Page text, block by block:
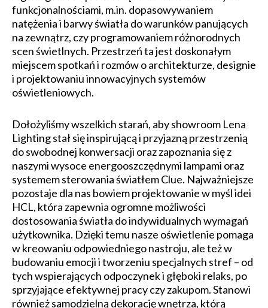
funkcjonalnościami, m.in. dopasowywaniem
natężenia i barwy światła do warunków panujących
na zewnątrz, czy programowaniem różnorodnych
scen świetlnych. Przestrzeń ta jest doskonałym
miejscem spotkań i rozmów o architekturze, designie
i projektowaniu innowacyjnych systemów
oświetleniowych.
Dołożyliśmy wszelkich starań, aby showroom Lena
Lighting stał się inspirującą i przyjazną przestrzenią
do swobodnej konwersacji oraz zapoznania się z
naszymi wysoce energooszczędnymi lampami oraz
systemem sterowania światłem Clue. Najważniejsze
pozostaje dla nas bowiem projektowanie w myśl idei
HCL, która zapewnia ogromne możliwości
dostosowania światła do indywidualnych wymagań
użytkownika. Dzięki temu nasze oświetlenie pomaga
w kreowaniu odpowiedniego nastroju, ale też w
budowaniu emocji i tworzeniu specjalnych stref – od
tych wspierających odpoczynek i głęboki relaks, po
sprzyjające efektywnej pracy czy zakupom. Stanowi
również samodzielną dekorację wnętrza, którą